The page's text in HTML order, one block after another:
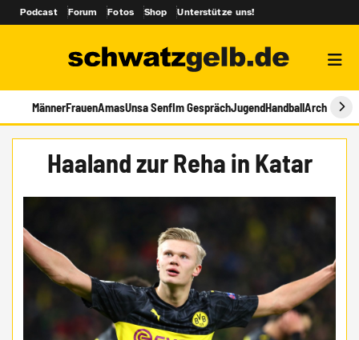
Podcast Forum Fotos Shop Unterstütze uns!
MännerFrauenAmasUnsa SenfIm GesprächJugendHandballArchiv
Haaland zur Reha in Katar